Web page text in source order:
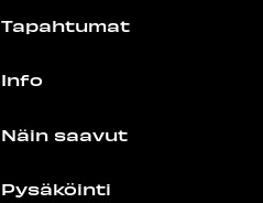
Tapahtumat
Info
Näin saavut
Pysäköinti